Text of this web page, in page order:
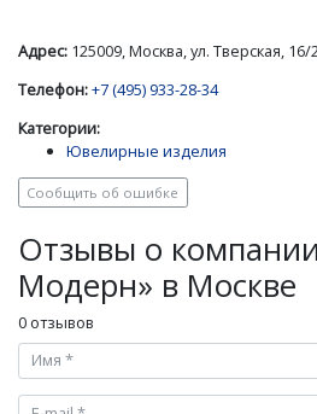
Адрес: 125009, Москва, ул. Тверская, 16/
Телефон:+7 (495) 933-28-34
Категории:
Ювелирные изделия
Сообщить об ошибке
Отзывы о
Модерн» в Москве
0 отзывов